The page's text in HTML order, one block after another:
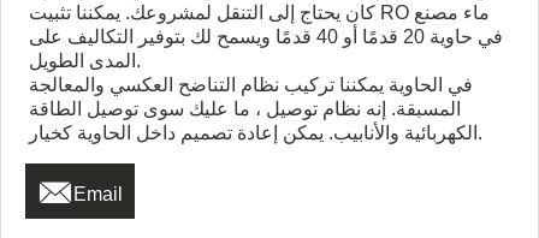
كان يحتاج إلى التنقل لمشروعك. يمكننا تثبيت RO ماء مصنع
في حاوية 20 قدمًا أو 40 قدمًا ويسمح لك بتوفير التكاليف على
المدى الطويل.
في الحاوية يمكننا تركيب نظام التناضح العكسي والمعالجة
المسبقة. إنه نظام توصيل ، ما عليك سوى توصيل الطاقة
الكهربائية والأنابيب. يمكن إعادة تصميم داخل الحاوية كخيار.
 Email